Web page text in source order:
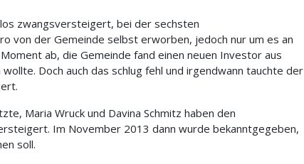
zwangsversteigert, bei der sechsten
von der Gemeinde selbst erworben, jedoch nur um es an
ab, die Gemeinde fand einen neuen Investor aus
Doch auch das schlug fehl und irgendwann tauchte der
Maria Wruck und Davina Schmitz haben den
Im November 2013 dann wurde bekanntgegeben,
soll.